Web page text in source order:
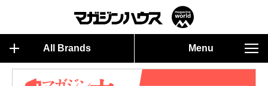
All Brands Menu